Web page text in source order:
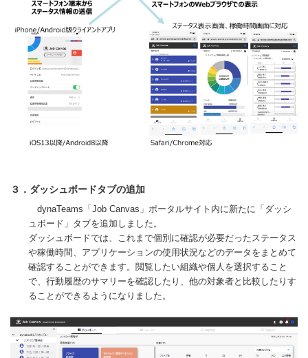
３．ダッシュボードタブの追加
dynaTeams「Job Canvas」ポータルサイト内に新たに「ダッシ
ュボード」タブを追加しました。
ダッシュボードでは、これまで個別に確認が必要だったステータス
や稼働時間、アプリケーションの使用状況などのデータをまとめて
確認することができます。閲覧したい組織や個人を選択すること
で、行動履歴のサマリーを確認したり、他の対象者と比較したりす
ることができるようになりました。